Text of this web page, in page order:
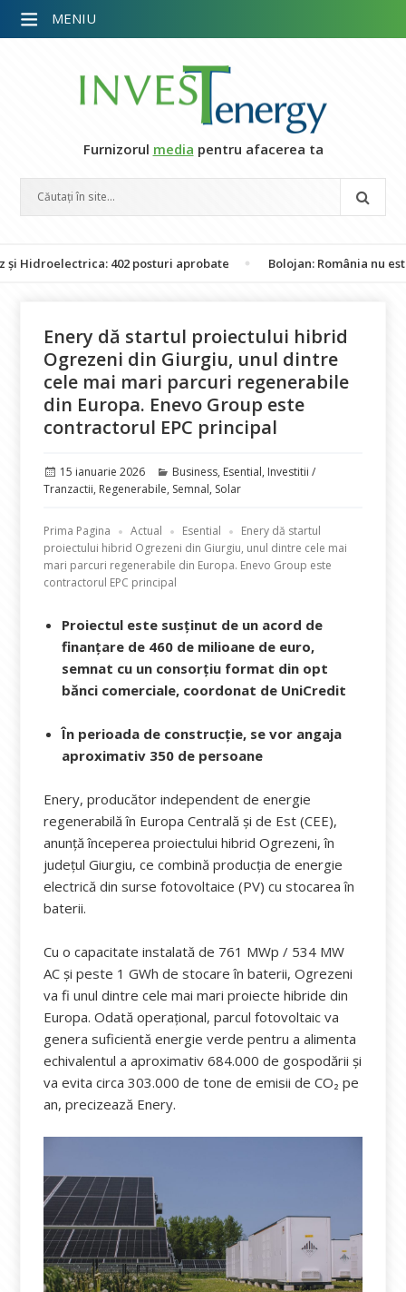
Furnizorul media pentru afacerea ta
402 posturi aprobate Bolojan: România nu este în
Enery dă startul proiectului hibrid
Ogrezeni din Giurgiu, unul dintre
cele mai mari parcuri regenerabile
din Europa. Enevo Group este
contractorul EPC principal
Publicat
pe
15 ianuarie 2026 Categorii
Business, Esential, Investitii /
Tranzactii, Regenerabile, Semnal, Solar
Prima Pagina Actual Esential
Enery dă startul
proiectului hibrid Ogrezeni din Giurgiu, unul dintre cele mai
mari parcuri regenerabile din Europa. Enevo Group este
contractorul EPC principal
Proiectul este susținut de un acord de
finanțare de 460 de milioane de euro,
semnat cu un consorțiu format din opt
bănci comerciale, coordonat de UniCredit
În perioada de construcție, se vor angaja
aproximativ 350 de persoane
Enery, producător independent de energie
regenerabilă în Europa Centrală și de Est (CEE),
anunță începerea proiectului hibrid Ogrezeni, în
județul Giurgiu, ce combină producția de energie
electrică din surse fotovoltaice (PV) cu stocarea în
baterii.
Cu o capacitate instalată de 761 MWp / 534 MW
AC și peste 1 GWh de stocare în baterii, Ogrezeni
va fi unul dintre cele mai mari proiecte hibride din
Europa. Odată operațional, parcul fotovoltaic va
genera suficientă energie verde pentru a alimenta
echivalentul a aproximativ 684.000 de gospodării și
va evita circa 303.000 de tone de emisii de CO₂ pe
an, precizează Enery.
MENIU